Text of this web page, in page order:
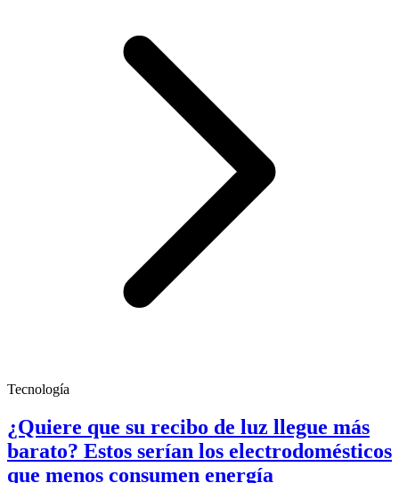
Tecnología
¿Quiere que su recibo de luz llegue más
barato? Estos serían los electrodomésticos
que menos consumen energía